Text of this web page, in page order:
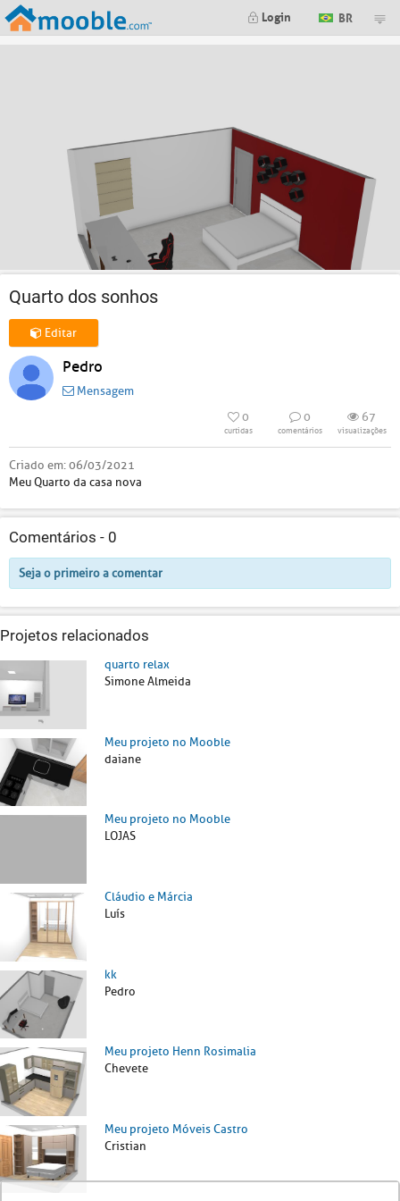
Login BR
Quarto dos sonhos
Editar
Pedro
Mensagem
0
curtidas
0
comentários
67
visualizações
Criado em:06/03/2021
Meu Quarto da casa nova
Comentários - 0
Seja o primeiro a comentar
Projetos relacionados
quarto relax
Simone Almeida
Meu projeto no Mooble
daiane
Meu projeto no Mooble
LOJAS
Cláudio e Márcia
Luís
kk
Pedro
Meu projeto Henn Rosimalia
Chevete
Meu projeto Móveis Castro
Cristian